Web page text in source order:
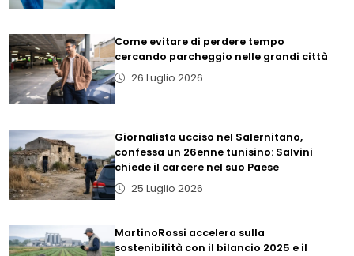
Come evitare di perdere tempo
cercando parcheggio nelle grandi città
26 Luglio 2026
Giornalista ucciso nel Salernitano,
confessa un 26enne tunisino: Salvini
chiede il carcere nel suo Paese
25 Luglio 2026
MartinoRossi accelera sulla
sostenibilità con il bilancio 2025 e il